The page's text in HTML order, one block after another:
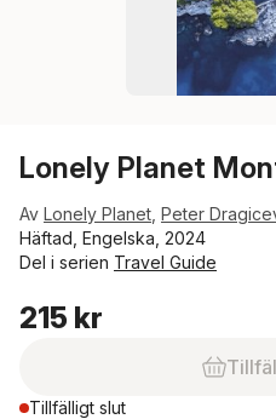
Lonely Planet
Av Lonely Planet Peter
Häftad, Engelska, 2024
Del i serien Travel Guide
215 kr
Tillfälligt slut